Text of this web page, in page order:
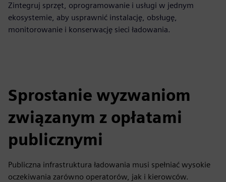
Zintegruj sprzęt, oprogramowanie i usługi w jednym
ekosystemie, aby usprawnić instalację, obsługę,
monitorowanie i konserwację sieci ładowania.
Sprostanie wyzwaniom
związanym z opłatami
publicznymi
Publiczna infrastruktura ładowania musi spełniać wysokie
oczekiwania zarówno operatorów, jak i kierowców.